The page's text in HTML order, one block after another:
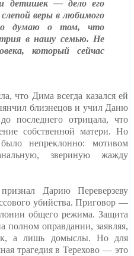
детишек — дело его
веры в любимого
думаю о том, что
в нашу семью. Не
который сейчас
что Дима всегда казался ей
близнецов и учил Даню
последнего отрицала, что
собственной матери. Но
было непреклонно: мотивом
звериную жажду
Дарию Переверзеву
убийства. Приговор —
общего режима. Защита
полном оправдании, заявляя,
а лишь домыслы. Но для
трагедия в Терехово — это